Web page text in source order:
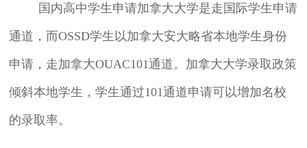
国内高中学生申请加拿大大学是走国际学生申请
通道，而OSSD学生以加拿大安大略省本地学生身份
申请，走加拿大OUAC101通道。加拿大大学录取政策
倾斜本地学生，学生通过101通道申请可以增加名校
的录取率。